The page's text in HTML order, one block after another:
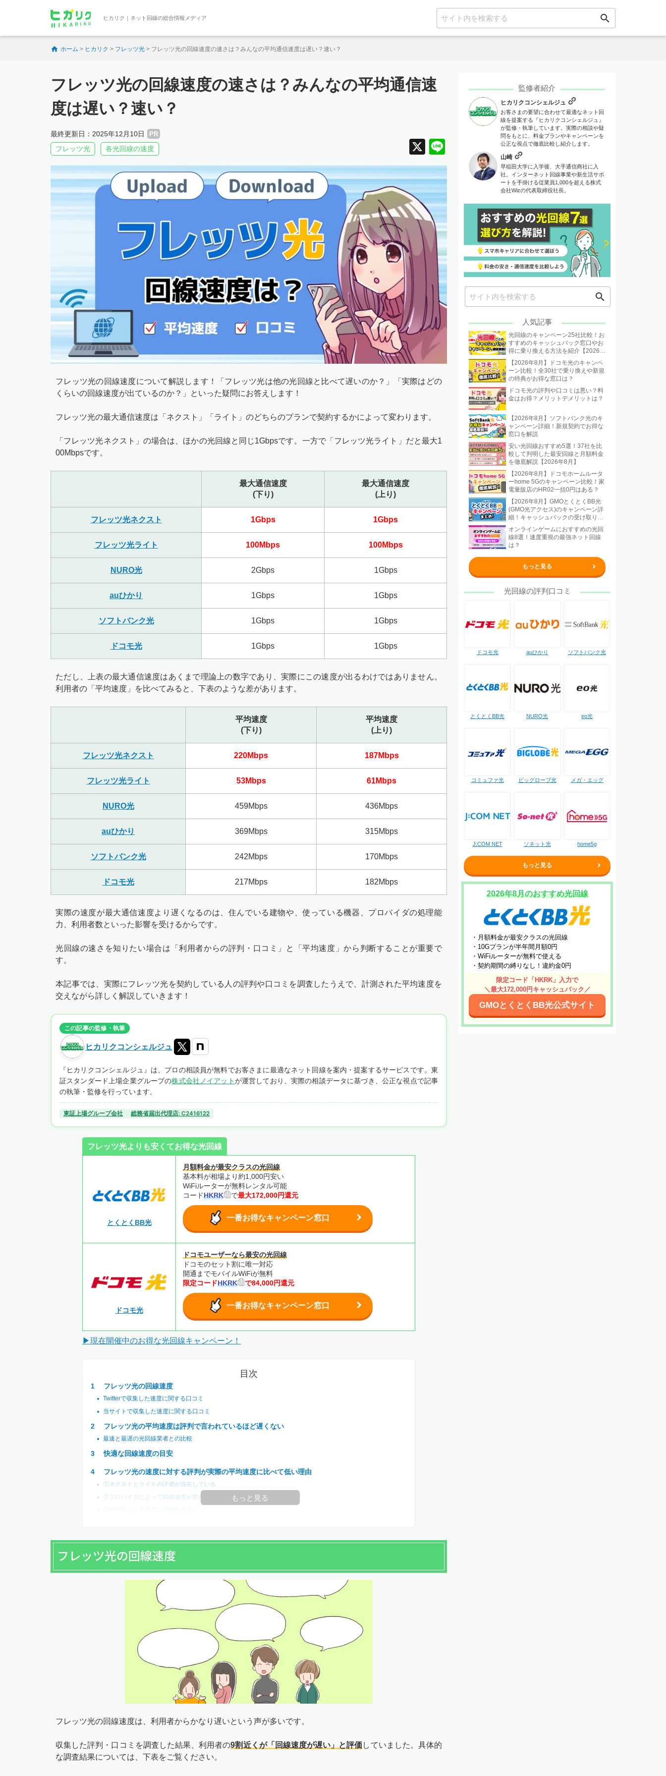
ヒカリク｜ネット回線の総合情報メディア search
ホーム > ヒカリク > フレッツ光 > フレッツ光の回線速度の速さは？みんなの平均通信速度は遅い？速い？
フレッツ光の回線速度の速さは？みんなの平均通信速
度は遅い？速い？
最終更新日：2025年12月10日 PR
X
フレッツ光 各光回線の速度
フレッツ光の回線速度について解説します！「フレッツ光は他の光回線と比べて遅いのか？」「実際はどの
くらいの回線速度が出ているのか？」といった疑問にお答えします！
フレッツ光の最大通信速度は「ネクスト」「ライト」のどちらのプランで契約するかによって変わります。
「フレッツ光ネクスト」の場合は、ほかの光回線と同じ1Gbpsです。一方で「フレッツ光ライト」だと最大1
00Mbpsです。
最大通信速度
(下り)
最大通信速度
(上り)
フレッツ光ネクスト 1Gbps 1Gbps
フレッツ光ライト 100Mbps 100Mbps
NURO光 2Gbps 1Gbps
auひかり 1Gbps 1Gbps
ソフトバンク光 1Gbps 1Gbps
ドコモ光 1Gbps 1Gbps
ただし、上表の最大通信速度はあくまで理論上の数字であり、実際にこの速度が出るわけではありません。
利用者の「平均速度」を比べてみると、下表のような差があります。
平均速度
(下り)
平均速度
(上り)
フレッツ光ネクスト 220Mbps 187Mbps
フレッツ光ライト 53Mbps 61Mbps
NURO光 459Mbps 436Mbps
auひかり 369Mbps 315Mbps
ソフトバンク光 242Mbps 170Mbps
ドコモ光 217Mbps 182Mbps
実際の速度が最大通信速度より遅くなるのは、住んでいる建物や、使っている機器、プロバイダの処理能
力、利用者数といった影響を受けるからです。
光回線の速さを知りたい場合は「利用者からの評判・口コミ」と「平均速度」から判断することが重要で
す。
本記事では、実際にフレッツ光を契約している人の評判や口コミを調査したうえで、計測された平均速度を
交えながら詳しく解説していきます！
この記事の監修・執筆
ヒカリクコンシェルジュ
『ヒカリクコンシェルジュ』は、プロの相談員が無料でお客さまに最適なネット回線を案内・提案するサービスです。東
証スタンダード上場企業グループの株式会社ノイアットが運営しており、実際の相談データに基づき、公正な視点で記事
の執筆・監修を行っています。
東証上場グループ会社 総務省届出代理店: C2416122
フレッツ光よりも安くてお得な光回線
とくとくBB光
月額料金が最安クラスの光回線
基本料が相場より約1,000円安い
WiFiルーターが無料レンタル可能
コードHKRK で最大172,000円還元
一番お得なキャンペーン窓口
ドコモ光
ドコモユーザーなら最安の光回線
ドコモのセット割に唯一対応
開通までモバイルWiFiが無料
限定コードHKRK で84,000円還元
一番お得なキャンペーン窓口
▶現在開催中のお得な光回線キャンペーン！
目次
フレッツ光の回線速度
Twitterで収集した速度に関する口コミ
当サイトで収集した速度に関する口コミ
フレッツ光の平均速度は評判で言われているほど遅くない
最速と最遅の光回線業者との比較
快適な回線速度の目安
フレッツ光の速度に対する評判が実際の平均速度に比べて低い理由
①ネクストとライトの評価が混在している
②プロバイダによって回線速度が変わる
もっと見る
フレッツ光の回線速度
フレッツ光の回線速度は、利用者からかなり遅いという声が多いです。
収集した評判・口コミを調査した結果、利用者の9割近くが「回線速度が遅い」と評価していました。具体的
な調査結果については、下表をご覧ください。
監修者紹介
ヒカリクコンシェルジュ
お客さまの要望に合わせて最適なネット回
線を提案する『ヒカリクコンシェルジュ』
が監修・執筆しています。実際の相談や疑
問をもとに、料金プランやキャンペーンを
公正な視点で徹底比較し紹介します。
山崎
早稲田大学に入学後、大手通信商社に入
社。インターネット回線事業や新生活サポ
ートを手掛ける従業員1,000を超える株式
会社Wizの代表取締役社長。
search
人気記事
光回線のキャンペーン25社比較！お
すすめのキャッシュバック窓口やお
得に乗り換える方法を紹介【2026年
8月】
【2026年8月】ドコモ光のキャンペ
ーン比較！全30社で乗り換えや新規
の特典がお得な窓口は？
ドコモ光の評判や口コミは悪い？料
金はお得？メリットデメリットは？
【2026年8月】ソフトバンク光のキ
ャンペーン詳細！新規契約でお得な
窓口を解説
安い光回線おすすめ5選！37社を比
較して判明した最安回線と月額料金
を徹底解説【2026年8月】
【2026年8月】ドコモホームルータ
ーhome 5Gのキャンペーン比較！家
電量販店のHR02一括0円はある？
【2026年8月】GMOとくとくBB光
(GMO光アクセス)のキャンペーン詳
細！キャッシュバックの受け取り方
法も解説
オンラインゲームにおすすめの光回
線8選！速度重視の最強ネット回線
は？
もっと見る
光回線の評判口コミ
ドコモ光 auひかり ソフトバンク光
とくとくBB光 NURO光 eo光
コミュファ光 ビッグローブ光 メガ・エッグ
J:COM NET ソネット光 home5g
もっと見る
2026年8月のおすすめ光回線
・月額料金が最安クラスの光回線
・10Gプランが半年間月額0円
・WiFiルーターが無料で使える
・契約期間の縛りなし！違約金0円
限定コード「HKRK」入力で
＼最大172,000円キャッシュバック／
GMOとくとくBB光公式サイト